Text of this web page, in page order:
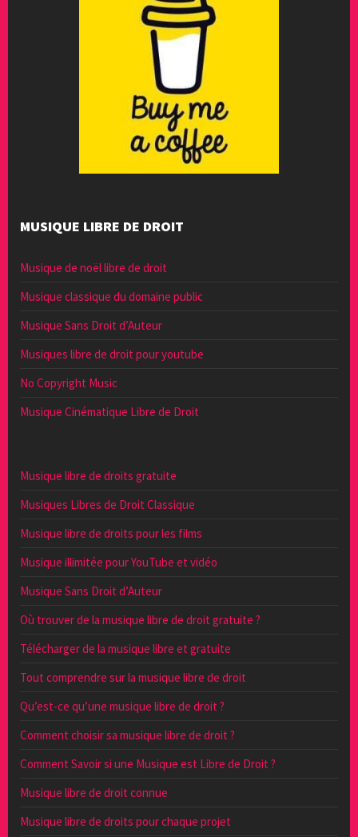
MUSIQUE LIBRE DE DROIT
Musique de noël libre de droit
Musique classique du domaine public
Musique Sans Droit d’Auteur
Musiques libre de droit pour youtube
No Copyright Music
Musique Cinématique Libre de Droit
Musique libre de droits gratuite
Musiques Libres de Droit Classique
Musique libre de droits pour les films
Musique illimitée pour YouTube et vidéo
Musique Sans Droit d’Auteur
Où trouver de la musique libre de droit gratuite ?
Télécharger de la musique libre et gratuite
Tout comprendre sur la musique libre de droit
Qu’est-ce qu’une musique libre de droit ?
Comment choisir sa musique libre de droit ?
Comment Savoir si une Musique est Libre de Droit ?
Musique libre de droit connue
Musique libre de droits pour chaque projet